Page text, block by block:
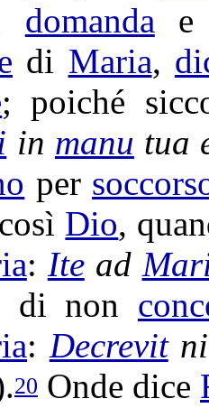
domanda e
di Maria,
; poiché
in manu tua
per
Dio,
: Itead
di non
: Decrevit
20 Onde dice